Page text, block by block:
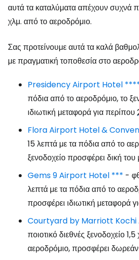
αυτά τα καταλύματα απέχουν συχνά
χλμ. από το αεροδρόμιο.
Σας προτείνουμε αυτά τα καλά
με πραγματική τοποθεσία στο
Presidency Airport Hotel
πόδια από το αεροδρόμιο, το
ιδιωτική μεταφορά για περίπου
Flora Airport Hotel &
15 λεπτά με τα πόδια από το
ξενοδοχείο προσφέρει δική
Gems 9 Airport Hotel *** -
λεπτά με τα πόδια από το
προσφέρει ιδιωτική μεταφορά
Courtyard by Marriott
ποιοτικό διεθνές ξενοδοχείο
αεροδρόμιο, προσφέρει δωρεάν